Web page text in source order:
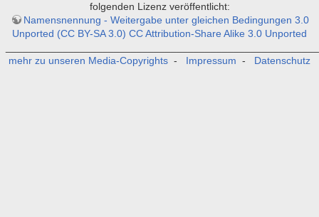
folgenden Lizenz veröffentlicht:
Namensnennung - Weitergabe unter gleichen Bedingungen 3.0
Unported (CC BY-SA 3.0) CC Attribution-Share Alike 3.0 Unported
mehr zu unseren Media-Copyrights - Impressum - Datenschutz